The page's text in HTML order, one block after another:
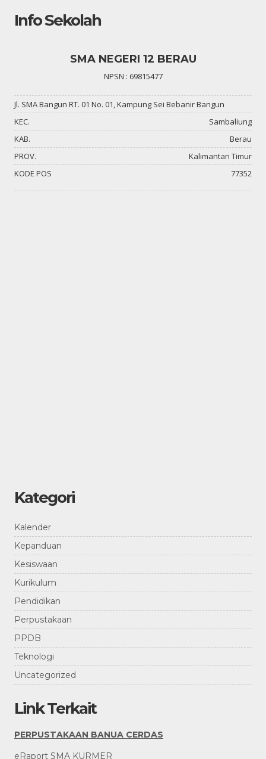
Info Sekolah
SMA NEGERI 12 BERAU
NPSN : 69815477
Jl. SMA Bangun RT. 01 No. 01, Kampung Sei Bebanir Bangun
KEC.
Sambaliung
KAB.
Berau
PROV.
Kalimantan Timur
KODE POS
77352
Kategori
Kalender
Kepanduan
Kesiswaan
Kurikulum
Pendidikan
Perpustakaan
PPDB
Teknologi
Uncategorized
Link Terkait
PERPUSTAKAAN BANUA CERDAS
eRaport SMA KURMER